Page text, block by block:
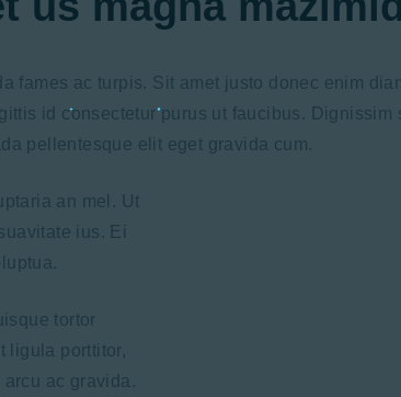
fames ac turpis. Sit amet justo donec enim
id consectetur purus ut faucibus.
pellentesque elit eget gravida cum.
an mel. Ut
ius. Ei
tortor
ligula porttitor,
ac gravida.